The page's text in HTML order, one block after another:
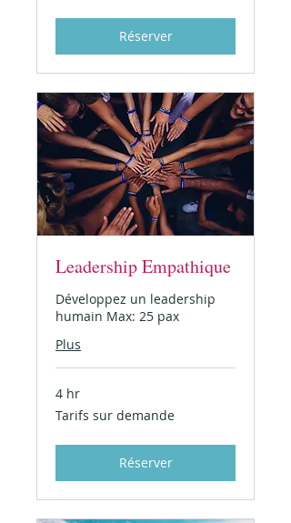
Réserver
Leadership Empathique
Développez un leadership
humain Max: 25 pax
Plus
4 hr
Tarifs
sur
Tarifs sur demande
Réserver